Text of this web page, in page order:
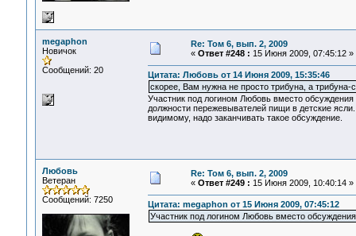
megaphon
Новичок
Сообщений: 20
Re: Том 6, вып. 2, 2009
« Ответ #248 : 15 Июня 2009, 07:45:12 »
Цитата: Любовь от 14 Июня 2009, 15:35:46
скорее, Вам нужна не просто трибуна, а трибуна-
Участник под логином Любовь вместо
должности пережевывателей пищи в детские
видимому, надо заканчивать такое обсуждение.
Любовь
Ветеран
Сообщений: 7250
Re: Том 6, вып. 2, 2009
« Ответ #249 : 15 Июня 2009, 10:40:14 »
Цитата: megaphon от 15 Июня 2009, 07:45:12
Участник под логином Любовь вместо